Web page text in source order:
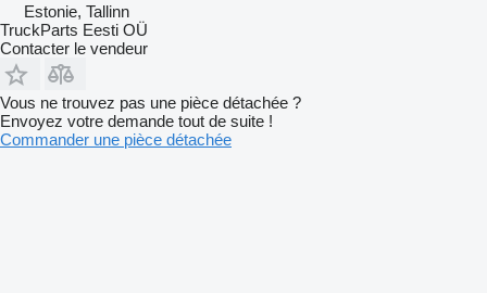
Estonie, Tallinn
TruckParts Eesti OÜ
Contacter le vendeur
Vous ne trouvez pas une pièce détachée ?
Envoyez votre demande tout de suite !
Commander une pièce détachée